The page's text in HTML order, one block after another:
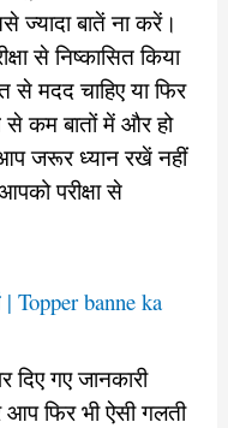
बातें ना करें।
से निष्कासित किया
मदद चाहिए या फिर
कम बातों में और हो
जरूर ध्यान रखें नहीं
परीक्षा से
Topper banne ka
दिए गए जानकारी
फिर भी ऐसी गलती